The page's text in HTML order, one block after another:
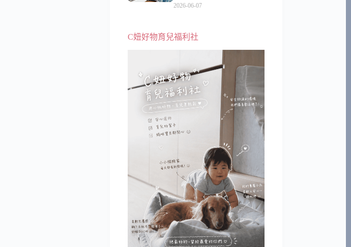
長崎、那霸｜餐點升級、表
2026-06-07
C妞好物育兒福利社